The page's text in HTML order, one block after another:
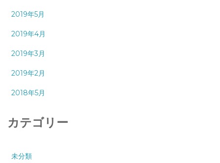
2019年5月
2019年4月
2019年3月
2019年2月
2018年5月
カテゴリー
未分類